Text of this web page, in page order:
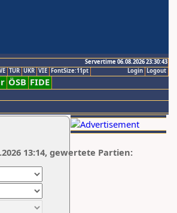
Servertime 06.08.2026 23:30:43
Logout
Login
TUR UKR VIE FontSize:11pt
ÖSB FIDE
13:14, gewertete Partien: